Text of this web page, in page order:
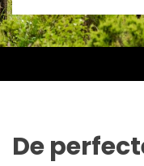
o
n
t
De